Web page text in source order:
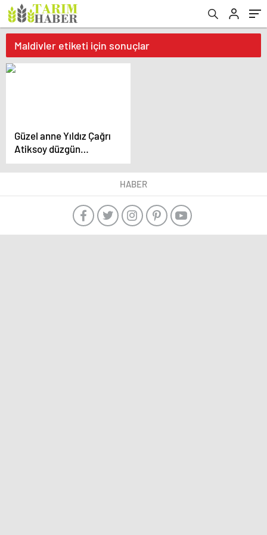
Maldivler etiketi için sonuçlar
Güzel anne Yıldız Çağrı
Atiksoy düzgün
fiziğiyle göz
kamaştırdı! Doğum
HABER